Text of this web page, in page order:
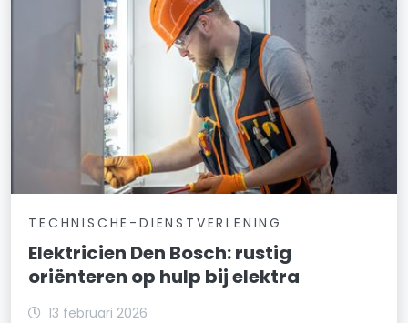
TECHNISCHE-DIENSTVERLENING
Elektricien Den Bosch: rustig
oriënteren op hulp bij elektra
13 februari 2026